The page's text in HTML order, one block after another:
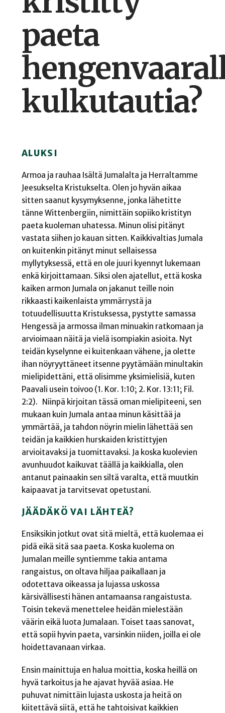
paeta
kulkutautia?
ALUKSI
Armoa ja rauhaa Isältä Jumalalta ja Herraltamme
Jeesukselta Kristukselta. Olen jo hyvän aikaa
sitten saanut kysymyksenne, jonka lähetitte
tänne Wittenbergiin, nimittäin sopiiko kristityn
paeta kuoleman uhatessa. Minun olisi pitänyt
vastata siihen jo kauan sitten. Kaikkivaltias Jumala
on kuitenkin pitänyt minut sellaisessa
myllytyksessä, että en ole juuri kyennyt lukemaan
enkä kirjoittamaan. Siksi olen ajatellut, että koska
kaiken armon Jumala on jakanut teille noin
rikkaasti kaikenlaista ymmärrystä ja
totuudellisuutta Kristuksessa, pystytte samassa
Hengessä ja armossa ilman minuakin ratkomaan ja
arvioimaan näitä ja vielä isompiakin asioita. Nyt
teidän kyselynne ei kuitenkaan vähene, ja olette
ihan nöyryyttäneet itsenne pyytämään minultakin
mielipidettäni, että olisimme yksimielisiä, kuten
Paavali usein toivoo (1. Kor. 1:10; 2. Kor. 13:11; Fil.
2:2). Niinpä kirjoitan tässä oman mielipiteeni, sen
mukaan kuin Jumala antaa minun käsittää ja
ymmärtää, ja tahdon nöyrin mielin lähettää sen
teidän ja kaikkien hurskaiden kristittyjen
arvioitavaksi ja tuomittavaksi. Ja koska kuolevien
avunhuudot kaikuvat täällä ja kaikkialla, olen
antanut painaakin sen siltä varalta, että muutkin
kaipaavat ja tarvitsevat opetustani.
JÄÄDÄKÖ VAI LÄHTEÄ?
Ensiksikin jotkut ovat sitä mieltä, että kuolemaa ei
pidä eikä sitä saa paeta. Koska kuolema on
Jumalan meille syntiemme takia antama
rangaistus, on oltava hiljaa paikallaan ja
odotettava oikeassa ja lujassa uskossa
kärsivällisesti hänen antamaansa rangaistusta.
Toisin tekevä menettelee heidän mielestään
väärin eikä luota Jumalaan. Toiset taas sanovat,
että sopii hyvin paeta, varsinkin niiden, joilla ei ole
hoidettavanaan virkaa.
Ensin mainittuja en halua moittia, koska heillä on
hyvä tarkoitus ja he ajavat hyvää asiaa. He
puhuvat nimittäin lujasta uskosta ja heitä on
kiitettävä siitä, että he tahtoisivat kaikkien